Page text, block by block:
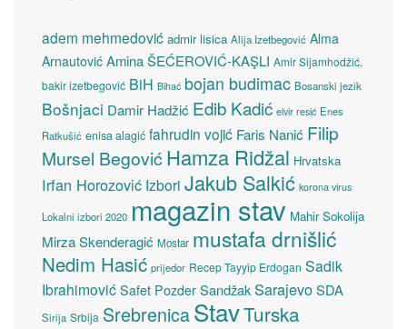
adem mehmedović admir lisica Alija Izetbegović Alma
Arnautović Amina ŠEĆEROVIĆ-KAŞLI Amir Sijamhodžić.
bakir izetbegović BiH Bihać bojan budimac Bosanski jezik
Bošnjaci Damir Hadžić Edib Kadić elvir resić Enes
Ratkušić enisa alagić fahrudin vojić Faris Nanić Filip
Mursel Begović Hamza Ridžal Hrvatska
Irfan Horozović Izbori Jakub Salkić korona virus
Lokalni izbori 2020 magazin stav Mahir Sokolija
Mirza Skenderagić Mostar mustafa drnišlić
Nedim Hasić prijedor Recep Tayyip Erdogan Sadik
Ibrahimović Safet Pozder SandžakSarajevoSDA
Sirija Srbija SrebrenicaStavTurska